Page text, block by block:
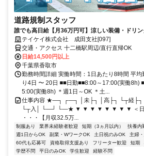
道路規制スタッフ
誰でも高日給【月36万円可】涼しい装備・ドリン
テイケイ株式会社 成田支社[097]
交通・アクセス 十二橋駅周辺/直行直帰OK
日給14,500円以上
千葉県香取市
勤務時間詳細 実働時間：1日あたり8時間 平
り4日 〜 20日 ■■日勤■■8:00～17:00(実働8h)
5:00(実働8h) ＊週1日～OK ＊土...
仕事内容 ★―┐ ┌―┐ │未├┐ │高├┐ └┬経├┐
└┬入│ └―┘ └―★ ▼ ▼ ▼ ▼ ▼ ▼ ▼ ▼ ＜日勤
・・・【月収32.5万...
制服あり 業界未経験者歓迎 短期（3ヵ月以内） 扶養内
週1日からOK
副業・WワークOK 土日祝のみOK 主婦
60代も応募可
資格取得支援あり フリーター歓迎 短期
学歴不問
平日のみOK 学生歓迎 経験不問